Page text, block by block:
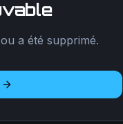
a été supprimé.